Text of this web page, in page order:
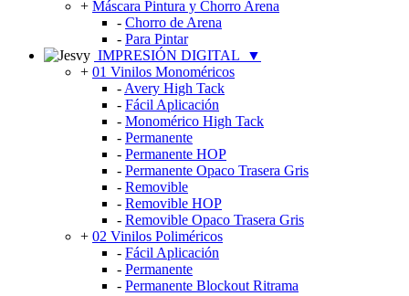
+ Máscara Pintura y Chorro Arena
- Chorro de Arena
- Para Pintar
IMPRESIÓN DIGITAL
▼
+ 01 Vinilos Monoméricos
- Avery High Tack
- Fácil Aplicación
- Monomérico High Tack
- Permanente
- Permanente HOP
- Permanente Opaco Trasera Gris
- Removible
- Removible HOP
- Removible Opaco Trasera Gris
+ 02 Vinilos Poliméricos
- Fácil Aplicación
- Permanente
- Permanente Blockout Ritrama